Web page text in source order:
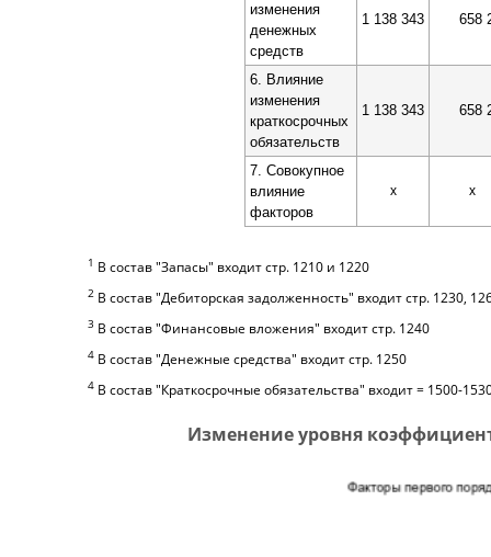
изменения
денежных
средств
1 138 343 658
6. Влияние
изменения
краткосрочных
обязательств
1 138 343 658
7. Совокупное
влияние
факторов
x x
1 В состав "Запасы" входит стр. 1210 и 1220
2 В состав "Дебиторская задолженность" входит стр. 1230,
3 В состав "Финансовые вложения" входит стр. 1240
4 В состав "Денежные средства" входит стр. 1250
4 В состав "Краткосрочные обязательства" входит = 1500-
Изменение уровня